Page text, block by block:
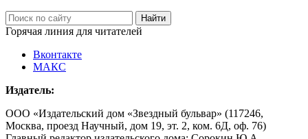
Горячая линия для читателей
Вконтакте
МАКС
Издатель:
ООО «Издательский дом «Звездный бульвар» (117246,
Москва, проезд Научный, дом 19, эт. 2, ком. 6Д, оф. 76)